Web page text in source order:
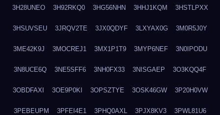
3H28UNEO 3H92RKQ0 3HG56NHN 3HHJ1KQM 3HSTLPXX
3HSUVSEU 3JRQV2TE 3JX0QDYF 3LXYAX0G 3M0R5J0Y
3ME42K9J 3MOCREJ1 3MX1P1T9 3MYP6NEF 3N0IPODU
3N8UCE6Q 3NE5SFF6 3NH0FX33 3NISGAEP 3O3KQQ4F
3OBDFAXI 3OE9P0KI 3OPSZTYE 3OSK46GW 3P20H0VW
3PEBEUPM 3PFEI4E1 3PHQ0AXL 3PJX8KV3 3PWL81U6